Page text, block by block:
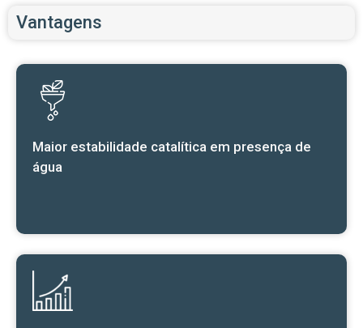
Vantagens
Maior estabilidade catalítica em presença de
água